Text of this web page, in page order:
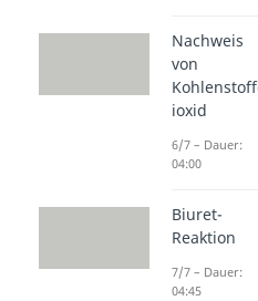
Liste
Nachweis
von
ioxid
6/7 – Dauer:
04:00
Biuret-
Reaktion
7/7 – Dauer:
04:45